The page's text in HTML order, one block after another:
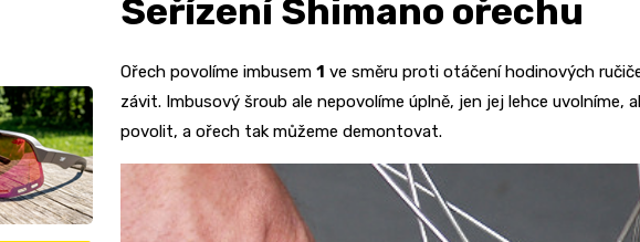
Seřízení Shimano ořechu
Ořech povolíme imbusem 1 ve směru proti otáčení hodinových
závit. Imbusový šroub ale nepovolíme úplně, jen jej lehce uvolníme,
povolit, a ořech tak můžeme demontovat.